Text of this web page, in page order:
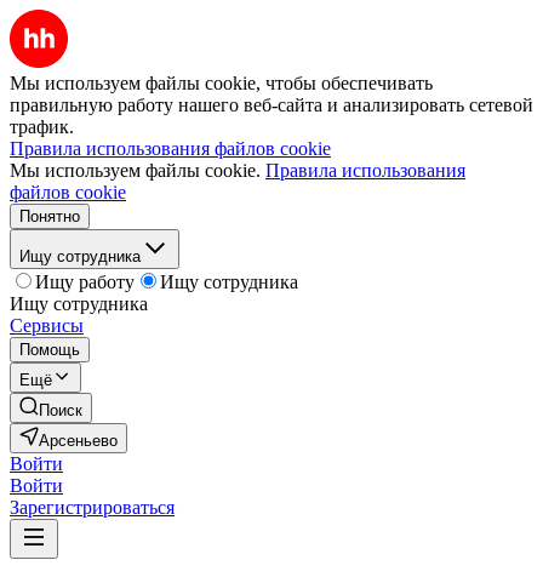
Мы используем файлы cookie, чтобы обеспечивать
правильную работу нашего веб-сайта и анализировать сетевой
трафик.
Правила использования файлов cookie
Мы используем файлы cookie. Правила использования
файлов cookie
Понятно
Ищу сотрудника
Ищу работу
Ищу сотрудника
Ищу сотрудника
Сервисы
Помощь
Ещё
Поиск
Арсеньево
Войти
Войти
Зарегистрироваться